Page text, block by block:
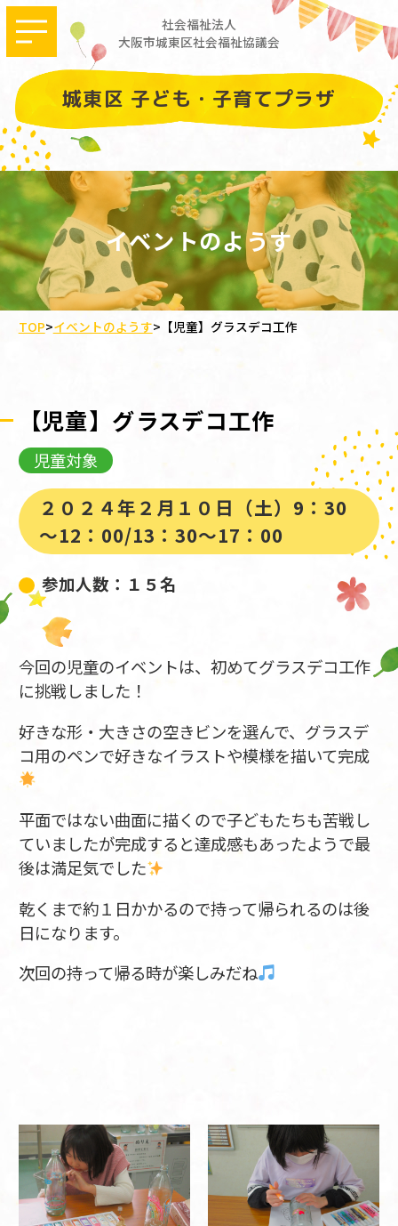
社会福祉法人
大阪市城東区社会福祉協議会
城東区 子ども・子育てプラザ
イベントのようす
TOP>イベントのようす> 【児童】グラスデコ工作
【児童】グラスデコ工作
児童対象
２０２４年２月１０日（土）9：30
～12：00/13：30～17：00
参加人数：１５名
今回の児童のイベントは、初めてグラスデコ工作
に挑戦しました！
好きな形・大きさの空きビンを選んで、グラスデ
コ用のペンで好きなイラストや模様を描いて完成
平面ではない曲面に描くので子どもたちも苦戦し
ていましたが完成すると達成感もあったようで最
後は満足気でした
乾くまで約１日かかるので持って帰られるのは後
日になります。
次回の持って帰る時が楽しみだね